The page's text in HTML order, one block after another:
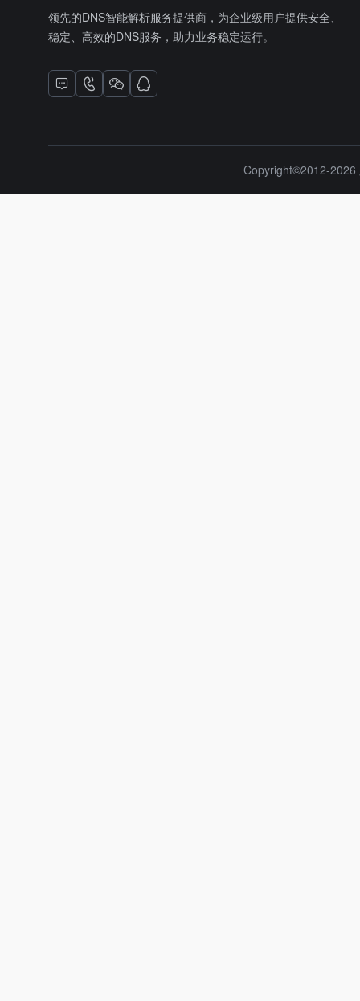
领先的DNS智能解析服务提供商，为企业级用户提供安全、
稳定、高效的DNS服务，助力业务稳定运行。
Copyright©2012-2026